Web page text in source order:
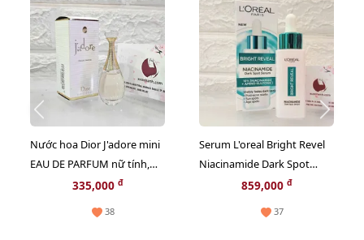
Nước hoa Dior J'adore mini
EAU DE PARFUM nữ tính,
sang trọng - EDP, 5ml.
335,000 đ
38
Serum L'oreal Bright Revel
Niacinamide Dark Spot
trắng rạng rỡ và giảm sạm
859,000 đ
37